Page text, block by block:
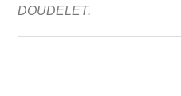
DOUDELET.